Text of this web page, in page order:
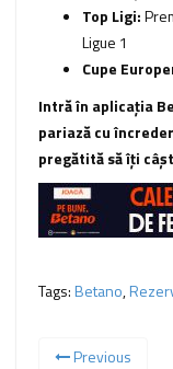
Top Ligi:
Ligue 1
Cupe
Intră în aplicația
pariază cu
pregătită să îți
Tags:Betano,
Previous